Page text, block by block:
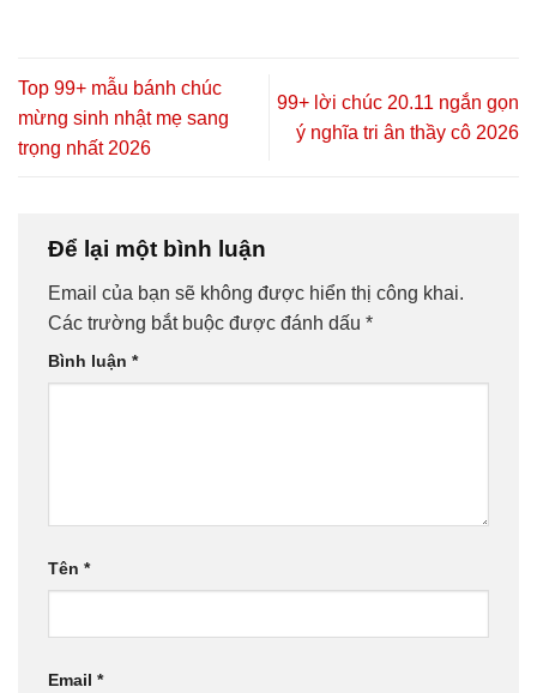
Top 99+ mẫu bánh chúc
mừng sinh nhật mẹ sang
trọng nhất 2026
99+ lời chúc 20.11 ngắn gọn
ý nghĩa tri ân thầy cô 2026
Để lại một bình luận
Email của bạn sẽ không được hiển thị công khai.
Các trường bắt buộc được đánh dấu *
Bình luận *
Tên *
Email *